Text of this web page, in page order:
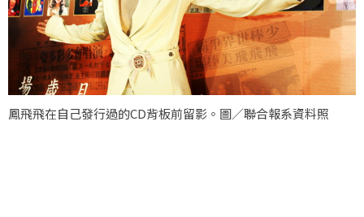
鳳飛飛在自己發行過的CD背板前留影。圖／聯合報系資料照